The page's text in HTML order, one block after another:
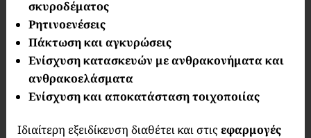
σκυροδέματος
Ρητινοενέσεις
Πάκτωση και αγκυρώσεις
Ενίσχυση κατασκευών με ανθρακονήματα και
ανθρακοελάσματα
Ενίσχυση και αποκατάσταση τοιχοποιίας
Ιδιαίτερη εξειδίκευση διαθέτει και στις εφαρμογές